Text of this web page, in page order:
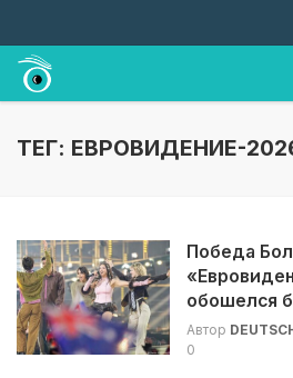
ТЕГ: ЕВРОВИДЕНИЕ-
Победа
обошелся
Автор
0